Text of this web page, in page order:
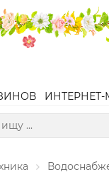
ИНТЕРНЕТ-